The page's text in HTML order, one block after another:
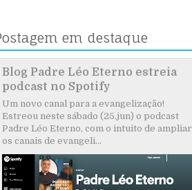
em destaque
Blog Padre Léo Eterno estreia
podcast no Spotify
Um novo canal para a evangelização!
Estreou neste sábado (25.jun) o podcast
Padre Léo Eterno, com o intuito de ampliar
os canais de evangeli...